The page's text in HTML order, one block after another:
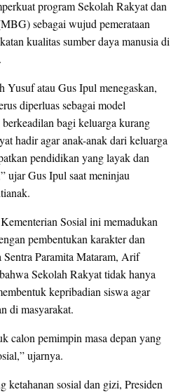
program Sekolah Rakyat dan
sebagai wujud pemerataan
kualitas sumber daya manusia di
Yusuf atau Gus Ipul menegaskan,
diperluas sebagai model
bagi keluarga kurang
hadir agar anak-anak dari keluarga
pendidikan yang layak dan
ujar Gus Ipul saat meninjau
Sosial ini memadukan
pembentukan karakter dan
Paramita Mataram, Arif
Sekolah Rakyat tidak hanya
kepribadian siswa agar
di masyarakat.
calon pemimpin masa depan yang
ujarnya.
ketahanan sosial dan gizi, Presiden